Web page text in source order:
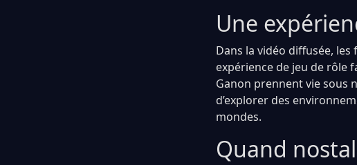
Une
Dans la vidéo diffusée,
expérience de jeu de rôle
Ganon prennent vie sous
d’explorer des
mondes.
Quand